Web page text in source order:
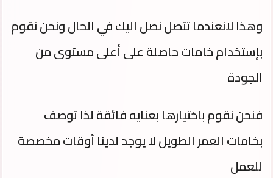
وهذا لانعندما تتصل نصل اليك في الحال ونحن نقوم
بإستخدام خامات حاصلة على أعلى مستوى من
الجودة
فنحن نقوم باختيارها بعنايه فائقة لذا توصف
بخامات العمر الطويل لا يوجد لدينا أوقات مخصصة
للعمل